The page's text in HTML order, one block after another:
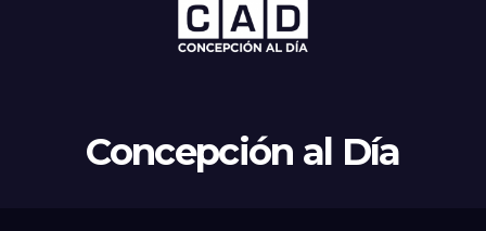
Concepción al Día